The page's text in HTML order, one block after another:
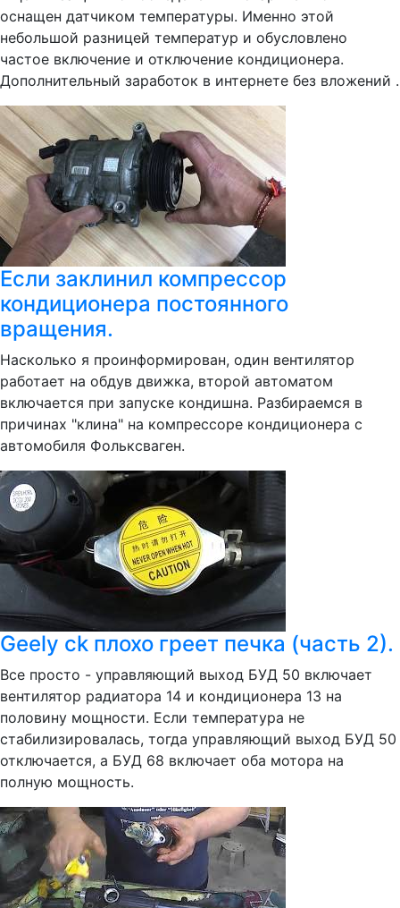
оснащен датчиком температуры. Именно этой
небольшой разницей температур и обусловлено
частое включение и отключение кондиционера.
Дополнительный заработок в интернете без вложений .
Если заклинил компрессор
кондиционера постоянного
вращения.
Насколько я проинформирован, один вентилятор
работает на обдув движка, второй автоматом
включается при запуске кондишна. Разбираемся в
причинах "клина" на компрессоре кондиционера с
автомобиля Фольксваген.
Geely ck плохо греет печка (часть 2).
Все просто - управляющий выход БУД 50 включает
вентилятор радиатора 14 и кондиционера 13 на
половину мощности. Если температура не
стабилизировалась, тогда управляющий выход БУД 50
отключается, а БУД 68 включает оба мотора на
полную мощность.